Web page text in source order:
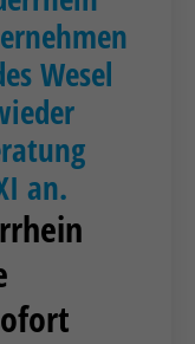
Wesel
an.